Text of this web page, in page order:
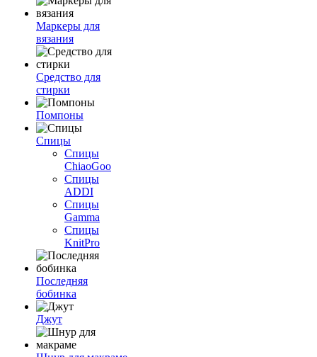
Маркеры для
вязания
Средство для
стирки
Помпоны
Спицы
Спицы
ChiaoGoo
Спицы
ADDI
Спицы
Gamma
Спицы
KnitPro
Последняя
бобинка
Джут